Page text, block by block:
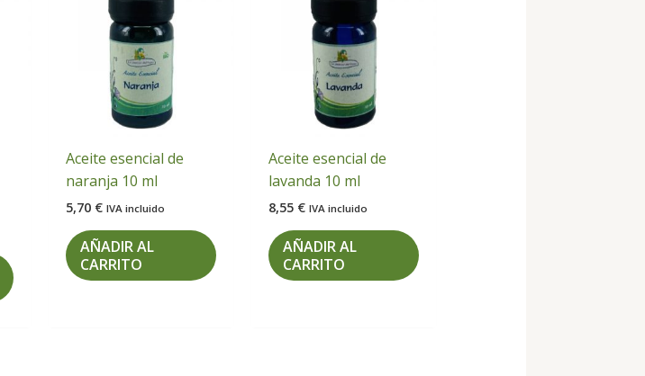
Aceite esencial de
naranja 10 ml
5,70 € IVA incluido
AÑADIR AL
CARRITO
Aceite esencial de
lavanda 10 ml
8,55 € IVA incluido
AÑADIR AL
CARRITO